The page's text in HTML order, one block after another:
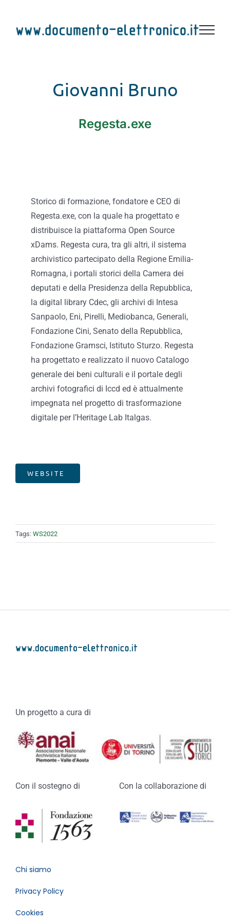
contenuto
Giovanni Bruno
Regesta.exe
Storico di formazione, fondatore e CEO di
Regesta.exe, con la quale ha progettato e
distribuisce la piattaforma Open Source
xDams. Regesta cura, tra gli altri, il sistema
archivistico partecipato della Regione Emilia-
Romagna, i portali storici della Camera dei
deputati e della Presidenza della Repubblica,
la digital library Cdec, gli archivi di Intesa
Sanpaolo, Eni, Pirelli, Mediobanca, Generali,
Fondazione Cini, Senato della Repubblica,
Fondazione Gramsci, Istituto Sturzo. Regesta
ha progettato e realizzato il nuovo Catalogo
generale dei beni culturali e il portale degli
archivi fotografici di Iccd ed è attualmente
impegnata nel progetto di trasformazione
digitale per l’Heritage Lab Italgas.
WEBSITE
Tags: WS2022
Un progetto a cura di
Con il sostegno di Con la collaborazione di
Chi siamo
Privacy Policy
Cookies